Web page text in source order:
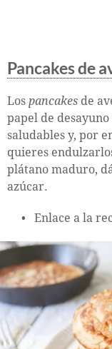
Pancakes de
Los pancakes de
papel de
saludables y, por
quieres
plátano maduro,
azúcar.
Enlace a la